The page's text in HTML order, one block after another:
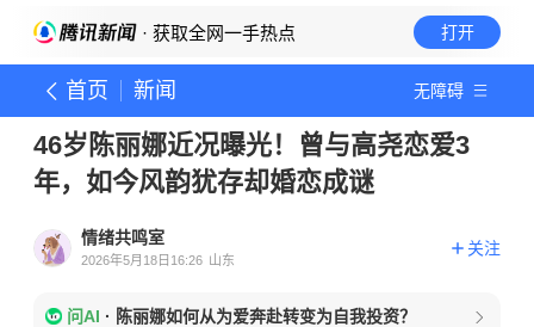
· 获取全网一手热点 打开
首页 新闻 无障碍
46岁陈丽娜近况曝光！曾与高尧恋爱3
年，如今风韵犹存却婚恋成谜
情绪共鸣室
2026年5月18日16:26 山东
关注
问AI · 陈丽娜如何从为爱奔赴转变为自我投资？